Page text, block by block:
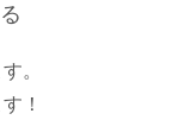
。
！